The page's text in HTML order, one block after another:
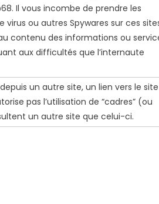
Il vous incombe de prendre les
virus ou autres Spywares sur ces
contenu des informations ou
aux difficultés que l’internaute
un autre site, un lien vers le site
pas l’utilisation de “cadres” (ou
un autre site que celui-ci.